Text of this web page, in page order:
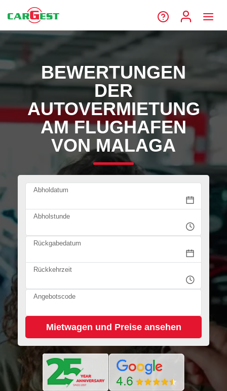
BEWERTUNGEN
DER
AUTOVERMIETUNG
AM FLUGHAFEN
VON MALAGA
Abholdatum
Abholstunde
Rückgabedatum
Rückkehrzeit
Angebotscode